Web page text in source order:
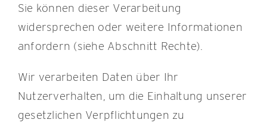
Sie können dieser Verarbeitung
widersprechen oder weitere Informationen
anfordern (siehe Abschnitt Rechte).
Wir verarbeiten Daten über Ihr
Nutzerverhalten, um die Einhaltung unserer
gesetzlichen Verpflichtungen zu